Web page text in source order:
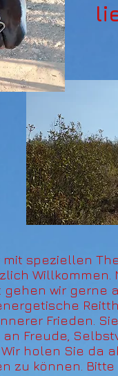
mit speziellen
Willkommen.
gehen wir gerne
Frieden.
Freude,
holen Sie da
zu können.